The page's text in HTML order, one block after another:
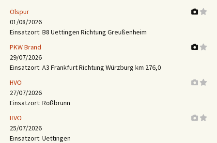
Ölspur
01/08/2026
Einsatzort: B8 Uettingen Richtung Greußenheim
PKW Brand
29/07/2026
Einsatzort: A3 Frankfurt Richtung Würzburg km 276,0
HVO
27/07/2026
Einsatzort: Roßbrunn
HVO
25/07/2026
Einsatzort: Uettingen